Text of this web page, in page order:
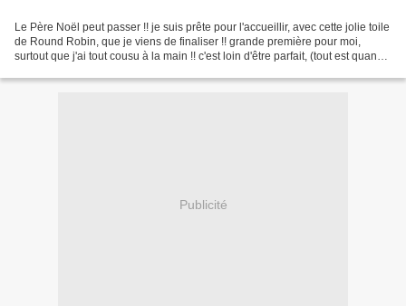
Le Père Noël peut passer !! je suis prête pour l'accueillir, avec cette jolie toile
de Round Robin, que je viens de finaliser !! grande première pour moi,
surtout que j'ai tout cousu à la main !! c'est loin d'être parfait, (tout est quand
Publicité